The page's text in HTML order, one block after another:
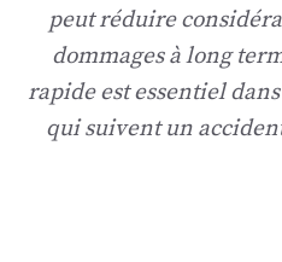
peut réduire
dommages à long
rapide est essentiel
qui suivent un